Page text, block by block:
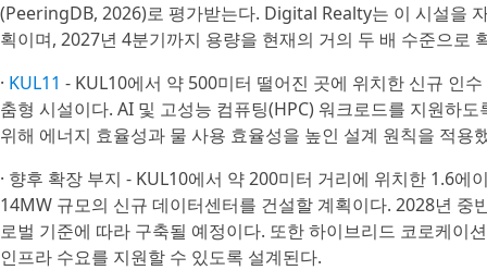
(PeeringDB, 2026)로 평가받는다. Digital Realty는 이 시설을
획이며, 2027년 4분기까지 용량을 현재의 거의 두 배 수준으로
· KUL11 - KUL10에서 약 500미터 떨어진 곳에 위치한 신규 인
춤형 시설이다. AI 및 고성능 컴퓨팅(HPC) 워크로드를 지원하
위해 에너지 효율성과 물 사용 효율성을 높인 설계 원칙을 적용
· 향후 확장 부지 - KUL10에서 약 200미터 거리에 위치한 1.6
14MW 규모의 신규 데이터센터를 건설할 계획이다. 2028년
로벌 기준에 따라 구축될 예정이다. 또한 하이브리드 코로케
인프라 수요를 지원할 수 있도록 설계된다.